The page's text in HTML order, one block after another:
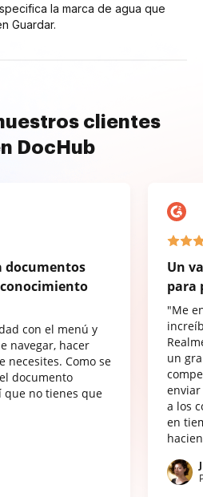
la marca de agua que
Guardar.
clientes
DocHub
documentos
conocimiento
con el menú y
navegar, hacer
necesites. Como se
documento
que no tienes que
Un
para
"Me
un
a los
en